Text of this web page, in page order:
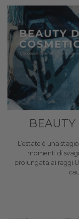
BEAUTY
L’estate è una
momenti di
prolungata ai raggi